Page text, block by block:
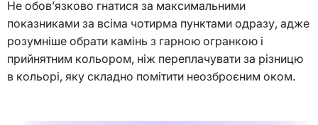
Не обов’язково гнатися за максимальними
показниками за всіма чотирма пунктами одразу, адже
розумніше обрати камінь з гарною огранкою і
прийнятним кольором, ніж переплачувати за різницю
в кольорі, яку складно помітити неозброєним оком.